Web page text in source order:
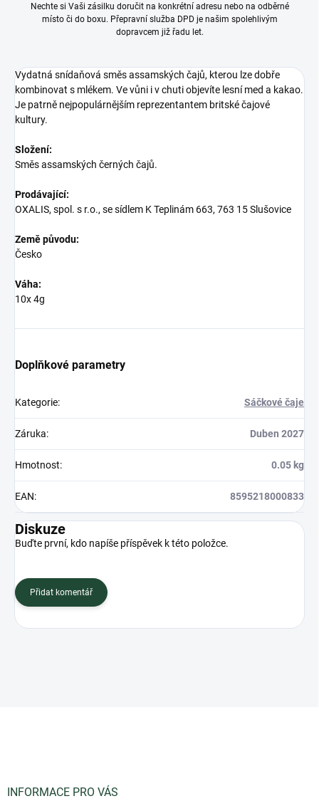
Nechte si Vaši zásilku doručit na konkrétní adresu nebo na odběrné
místo či do boxu. Přepravní služba DPD je našim spolehlivým
dopravcem již řadu let.
Vydatná snídaňová směs assamských čajů, kterou lze dobře
kombinovat s mlékem. Ve vůni i v chuti objevíte lesní med a kakao.
Je patrně nejpopulárnějším reprezentantem britské čajové
kultury.
Složení:
Směs assamských černých čajů.
Prodávající:
OXALIS, spol. s r.o., se sídlem K Teplinám 663, 763 15 Slušovice
Země původu:
Česko
Váha:
10x 4g
Doplňkové parametry
Kategorie: Sáčkové čaje
Záruka: Duben 2027
Hmotnost: 0.05 kg
EAN: 8595218000833
Diskuze
Buďte první, kdo napíše příspěvek k této položce.
Přidat komentář
INFORMACE PRO VÁS